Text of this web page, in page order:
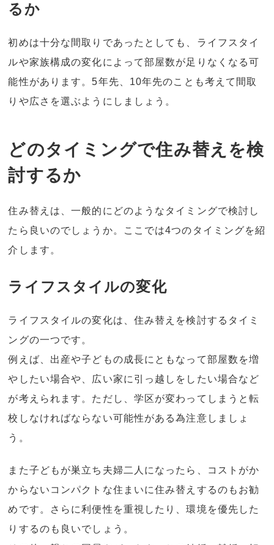
るか
初めは十分な間取りであったとしても、ライフスタイ
ルや家族構成の変化によって部屋数が足りなくなる可
能性があります。5年先、10年先のことも考えて間取
りや広さを選ぶようにしましょう。
どのタイミングで住み替えを検
討するか
住み替えは、一般的にどのようなタイミングで検討し
たら良いのでしょうか。ここでは4つのタイミングを紹
介します。
ライフスタイルの変化
ライフスタイルの変化は、住み替えを検討するタイミ
ングの一つです。
例えば、出産や子どもの成長にともなって部屋数を増
やしたい場合や、広い家に引っ越しをしたい場合など
が考えられます。ただし、学区が変わってしまうと転
校しなければならない可能性がある為注意しましょ
う。
また子どもが巣立ち夫婦二人になったら、コストがか
からないコンパクトな住まいに住み替えするのもお勧
めです。さらに利便性を重視したり、環境を優先した
りするのも良いでしょう。